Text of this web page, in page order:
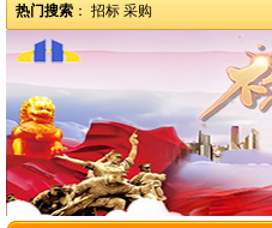
热门搜索 ： 招标 采购